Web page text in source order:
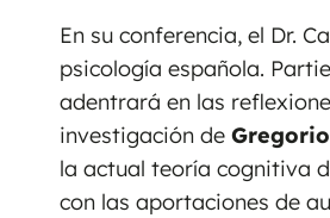
En su conferencia, el Dr.
psicología española.
adentrará en las
investigación de
la actual teoría cognitiva
con las aportaciones de